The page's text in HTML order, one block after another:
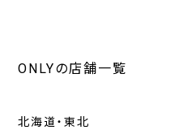
ONLYの店舗一覧
北海道・東北